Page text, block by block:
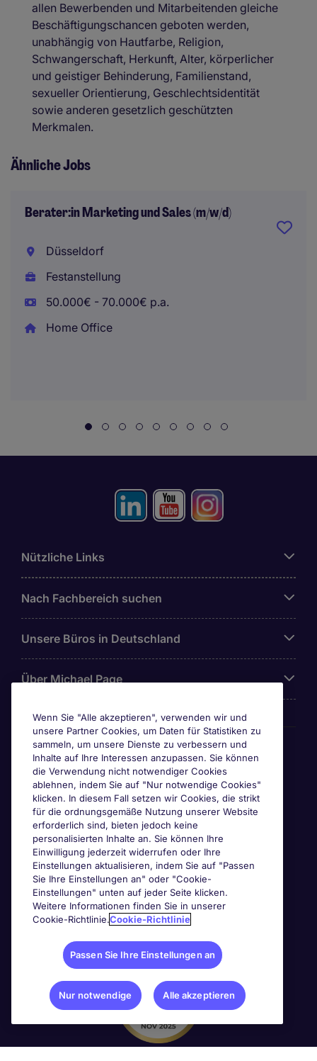
allen Bewerbenden und Mitarbeitenden gleiche
Beschäftigungschancen geboten werden,
unabhängig von Hautfarbe, Religion,
Schwangerschaft, Herkunft, Alter, körperlicher
und geistiger Behinderung, Familienstand,
sexueller Orientierung, Geschlechtsidentität
sowie anderen gesetzlich geschützten
Merkmalen.
Ähnliche Jobs
Berater:in Marketing und Sales (m/w/d)
Düsseldorf
Festanstellung
50.000€ - 70.000€ p.a.
Home Office
Nützliche Links
Nach Fachbereich suchen
Unsere Büros in Deutschland
Über Michael Page
Awards & Zertifizierungen
Wenn Sie "Alle akzeptieren", verwenden wir und
unsere Partner Cookies, um Daten für Statistiken zu
sammeln, um unsere Dienste zu verbessern und
Inhalte auf Ihre Interessen anzupassen. Sie können
die Verwendung nicht notwendiger Cookies
ablehnen, indem Sie auf "Nur notwendige Cookies"
klicken. In diesem Fall setzen wir Cookies, die strikt
für die ordnungsgemäße Nutzung unserer Website
erforderlich sind, bieten jedoch keine
personalisierten Inhalte an. Sie können Ihre
Einwilligung jederzeit widerrufen oder Ihre
Einstellungen aktualisieren, indem Sie auf "Passen
Sie Ihre Einstellungen an" oder "Cookie-
Einstellungen" unten auf jeder Seite klicken.
Weitere Informationen finden Sie in unserer
Cookie-Richtlinie.Cookie-Richtlinie
Passen Sie Ihre Einstellungen an
Nur notwendige Alle akzeptieren